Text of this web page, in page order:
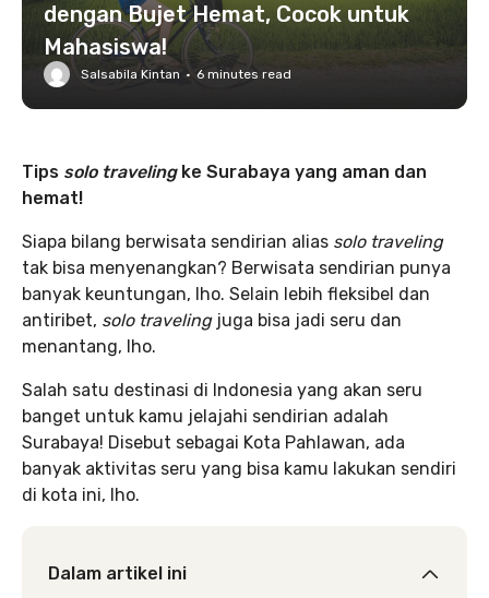
dengan Bujet Hemat, Cocok untuk
Mahasiswa!
Salsabila Kintan · 6 minutes read
Tips solo traveling ke Surabaya yang aman dan
hemat!
Siapa bilang berwisata sendirian alias solo traveling
tak bisa menyenangkan? Berwisata sendirian punya
banyak keuntungan, lho. Selain lebih fleksibel dan
antiribet, solo traveling juga bisa jadi seru dan
menantang, lho.
Salah satu destinasi di Indonesia yang akan seru
banget untuk kamu jelajahi sendirian adalah
Surabaya! Disebut sebagai Kota Pahlawan, ada
banyak aktivitas seru yang bisa kamu lakukan sendiri
di kota ini, lho.
Dalam artikel ini